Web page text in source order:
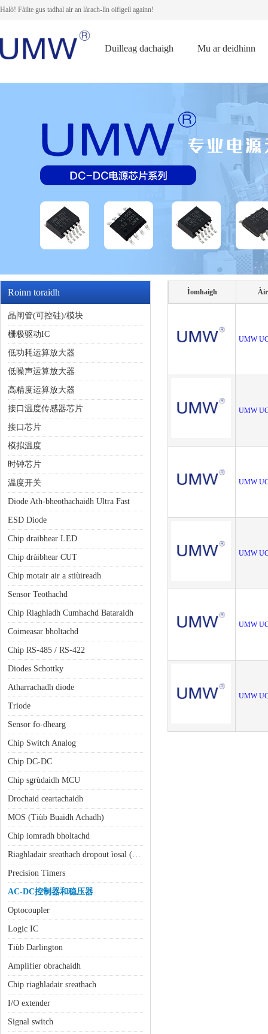
Halò! Fàilte gus tadhal air an làrach-lìn oifigeil againn!
Duilleag dachaigh Mu ar deidhinn
Roinn toraidh
晶闸管(可控硅)/模块
栅极驱动IC
低功耗运算放大器
低噪声运算放大器
高精度运算放大器
接口温度传感器芯片
接口芯片
模拟温度
时钟芯片
温度开关
Diode Ath-bheothachaidh Ultra Fast
ESD Diode
Chip draibhear LED
Chip dràibhear CUT
Chip motair air a stiùireadh
Sensor Teothachd
Chip Riaghladh Cumhachd Bataraidh
Coimeasar bholtachd
Chip RS-485 / RS-422
Diodes Schottky
Atharrachadh diode
Triode
Sensor fo-dhearg
Chip Switch Analog
Chip DC-DC
Chip sgrùdaidh MCU
Drochaid ceartachaidh
MOS (Tiùb Buaidh Achadh)
Chip iomradh bholtachd
Riaghladair sreathach dropout ìosal (LDO)
Precision Timers
AC-DC控制器和稳压器
Optocoupler
Logic IC
Tiùb Darlington
Amplifier obrachaidh
Chip riaghladair sreathach
I/O extender
Signal switch
Ìomhaigh
UMW
UMW
UMW
UMW
UMW
UMW